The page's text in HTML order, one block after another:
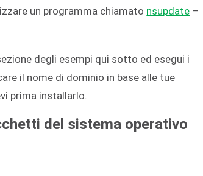
un programma chiamato nsupdate –
degli esempi qui sotto ed esegui i
il nome di dominio in base alle tue
prima installarlo.
del sistema operativo